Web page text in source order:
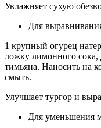
Увлажняет сухую
Для
1 крупный огурец
ложку лимонного сока,
тимьяна. Наносить на
смыть.
Улучшает тургор и
Для уменьшения